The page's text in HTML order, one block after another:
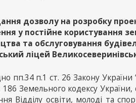
дозволу на розробку
у постійне користування
та обслуговування
ліцей
пп.34 п.1 ст. 26 Закону
186 Земельного кодексу
Відділу освіти, молоді та